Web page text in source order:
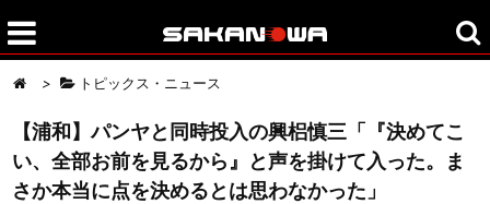
> トピックス・ニュース
【浦和】パンヤと同時投入の興梠慎三「『決めてこ
い、全部お前を見るから』と声を掛けて入った。ま
さか本当に点を決めるとは思わなかった」